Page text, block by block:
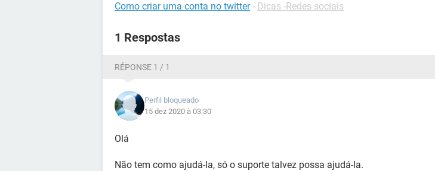
Como criar uma conta no twitter - Dicas -Redes sociais
1 Respostas
RÉPONSE 1 / 1
Perfil bloqueado
15 dez 2020 à 03:30
Olá
Não tem como ajudá-la, só o suporte talvez possa ajudá-la.